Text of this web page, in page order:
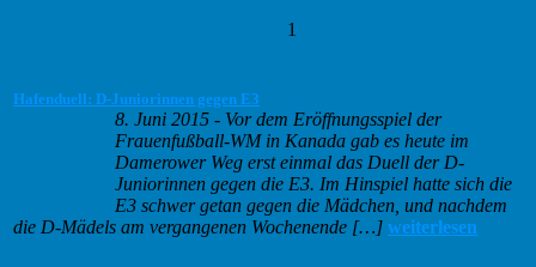
1
Hafenduell: D-Juniorinnen gegen E3
8. Juni 2015 - Vor dem Eröffnungsspiel der
Frauenfußball-WM in Kanada gab es heute im
Damerower Weg erst einmal das Duell der D-
Juniorinnen gegen die E3. Im Hinspiel hatte sich die
E3 schwer getan gegen die Mädchen, und nachdem
die D-Mädels am vergangenen Wochenende […] weiterlesen